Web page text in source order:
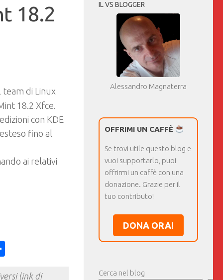
18.2
di Linux
18.2 Xfce.
con KDE
fino al
ai relativi
link di
IL VS BLOGGER
Alessandro Magnaterra
OFFRIMI UN CAFFÈ
Se trovi utile questo blog e
vuoi supportarlo, puoi
offrirmi un caffè con una
donazione. Grazie per il
tuo contributo!
DONA ORA!
Cerca nel blog